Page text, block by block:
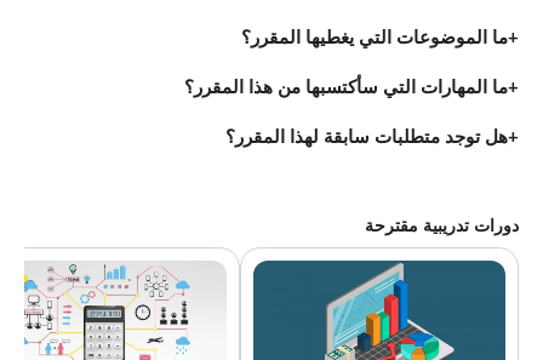
ما الموضوعات التي يغطيها المقرر؟
ما المهارات التي سأكتسبها من هذا المقرر؟
هل توجد متطلبات سابقة لهذا المقرر؟
دورات تدريبية مقترحة